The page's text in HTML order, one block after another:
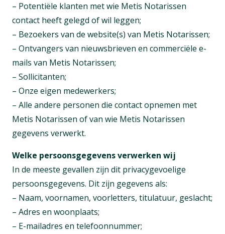
– Potentiële klanten met wie Metis Notarissen
contact heeft gelegd of wil leggen;
– Bezoekers van de website(s) van Metis Notarissen;
– Ontvangers van nieuwsbrieven en commerciële e-
mails van Metis Notarissen;
– Sollicitanten;
– Onze eigen medewerkers;
– Alle andere personen die contact opnemen met
Metis Notarissen of van wie Metis Notarissen
gegevens verwerkt.
Welke persoonsgegevens verwerken wij
In de meeste gevallen zijn dit privacygevoelige
persoonsgegevens. Dit zijn gegevens als:
– Naam, voornamen, voorletters, titulatuur, geslacht;
– Adres en woonplaats;
– E-mailadres en telefoonnummer;